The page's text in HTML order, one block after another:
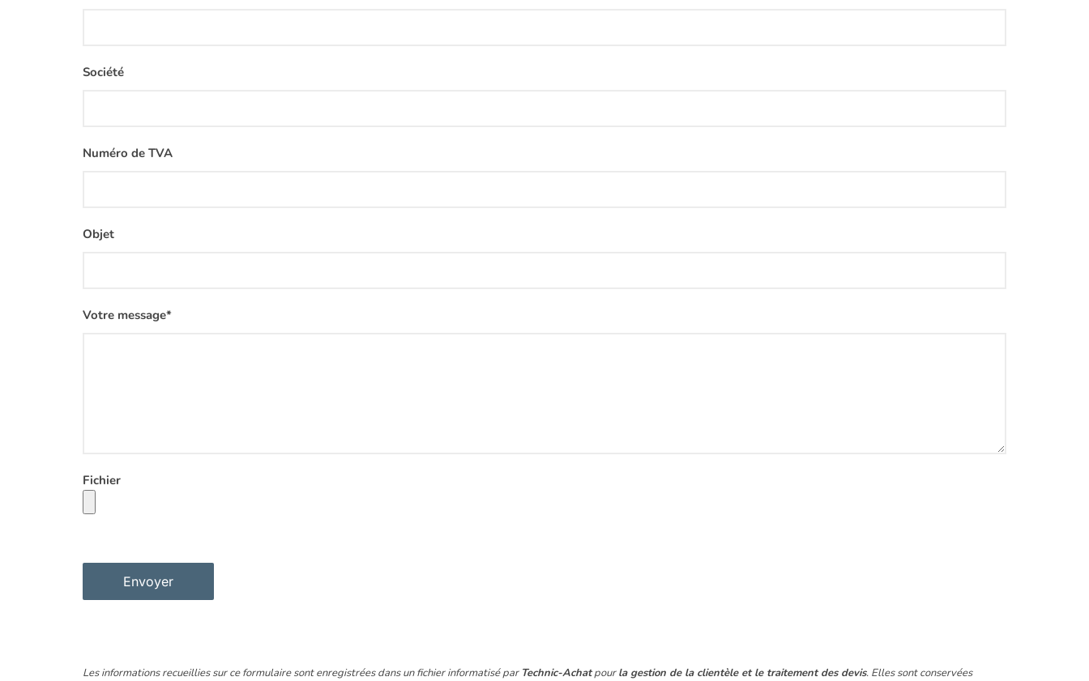
Société
Numéro de TVA
Objet
Votre message*
Fichier
Les informations recueillies sur ce formulaire sont enregistrées dans un fichier informatisé par Technic-Achatpourla gestion de la clientèle et le traitement des devis. Elles sont conservées